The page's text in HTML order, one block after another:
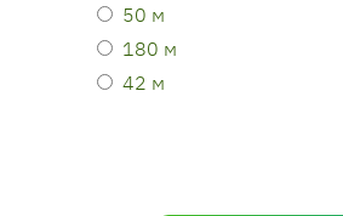
50 м
180 м
42 м